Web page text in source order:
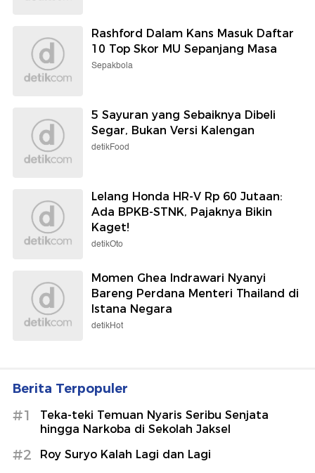
Rashford Dalam Kans Masuk Daftar
10 Top Skor MU Sepanjang Masa
Sepakbola
5 Sayuran yang Sebaiknya Dibeli
Segar, Bukan Versi Kalengan
detikFood
Lelang Honda HR-V Rp 60 Jutaan:
Ada BPKB-STNK, Pajaknya Bikin
Kaget!
detikOto
Momen Ghea Indrawari Nyanyi
Bareng Perdana Menteri Thailand di
Istana Negara
detikHot
Berita Terpopuler
#1
Teka-teki Temuan Nyaris Seribu Senjata
hingga Narkoba di Sekolah Jaksel
#2 Roy Suryo Kalah Lagi dan Lagi